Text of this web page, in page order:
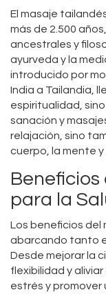
El masaje
más de 2.500
ancestrales y
ayurveda y la
introducido por
India a Tailandia,
espiritualidad,
sanación y
relajación, sino
cuerpo, la mente y
Beneficios
para la
Los beneficios del
abarcando tanto
Desde mejorar la
flexibilidad y
estrés y promover